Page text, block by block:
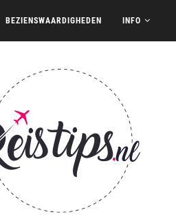
BEZIENSWAARDIGHEDEN INFO